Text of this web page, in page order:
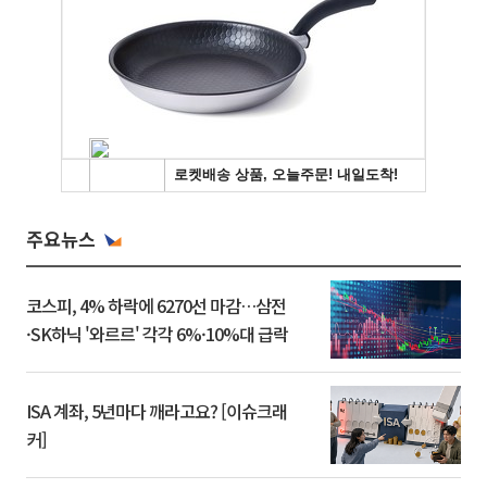
주요뉴스
코스피, 4% 하락에 6270선 마감…삼전
·SK하닉 '와르르' 각각 6%·10%대 급락
ISA 계좌, 5년마다 깨라고요? [이슈크래
커]